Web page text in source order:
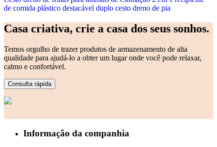
de comida plástico destacável duplo cesto dreno de pia
Casa criativa, crie a casa dos seus sonhos.
Temos orgulho de trazer produtos de armazenamento de alta
qualidade para ajudá-lo a obter um lugar onde você pode relaxar,
calmo e confortável.
Consulta rápida
Informação da companhia